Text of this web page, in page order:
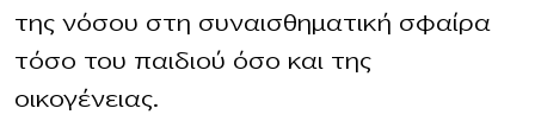
της νόσου στη συναισθηματική σφαίρα
τόσο του παιδιού όσο και της
οικογένειας.